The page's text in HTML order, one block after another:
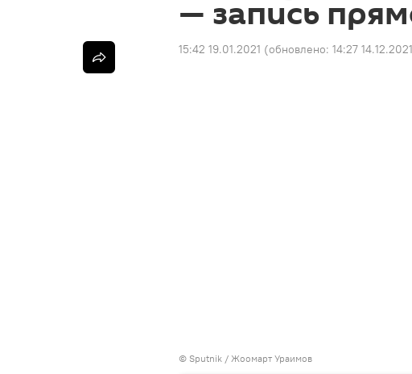
— запись
15:42 19.01.2021 (обновлено: 14:27 14.12.2021
© Sputnik / Жоомарт Ураимов